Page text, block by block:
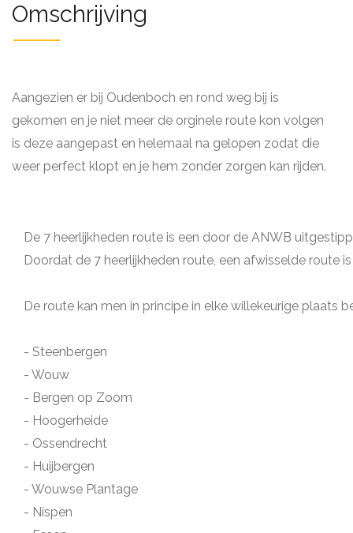
Omschrijving
Aangezien er bij Oudenboch en rond weg bij is
gekomen en je niet meer de orginele route kon volgen
is deze aangepast en helemaal na gelopen zodat die
weer perfect klopt en je hem zonder zorgen kan rijden.
De 7 heerlijkheden route is een door de ANWB
Doordat de 7 heerlijkheden route, een afwisselde route
De route kan men in principe in elke willekeurige plaats
- Steenbergen
- Wouw
- Bergen op Zoom
- Hoogerheide
- Ossendrecht
- Huijbergen
- Wouwse Plantage
- Nispen